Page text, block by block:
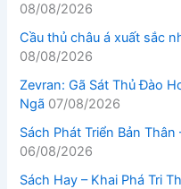
08/08/2026
Cầu thủ châu á xuất sắc
08/08/2026
Zevran: Gã Sát Thủ Đào
Ngã 07/08/2026
Sách Phát Triển Bản Thân
06/08/2026
Sách Hay – Khai Phá Tri